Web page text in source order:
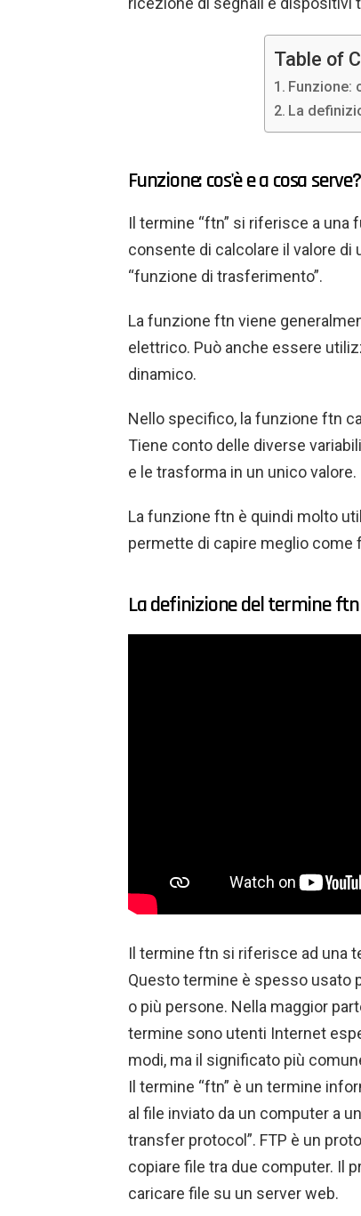
Table of
Funzione:
La
Funzione: cos'è e a cosa serve?
Il termine “ftn” si riferisce a
consente di calcolare il valore di
“funzione di trasferimento”.
La funzione ftn viene
elettrico. Può anche essere
dinamico.
Nello specifico, la funzione ftn
Tiene conto delle diverse
e le trasforma in un unico valore.
La funzione ftn è quindi molto
permette di capire meglio come
La definizione del termine
Il termine ftn si riferisce ad una
Questo termine è spesso usato
o più persone. Nella maggior
termine sono utenti Internet
modi, ma il significato più
Il termine “ftn” è un termine
al file inviato da un computer a
transfer protocol”. FTP è un
copiare file tra due computer. Il
caricare file su un server web.